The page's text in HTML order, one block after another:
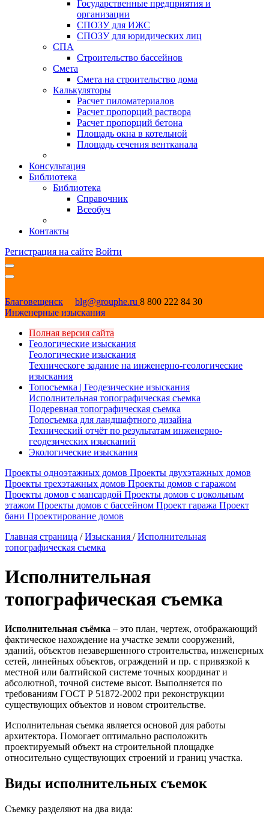
Государственные предприятия и
организации
СПОЗУ для ИЖС
СПОЗУ для юридических лиц
СПА
Строительство бассейнов
Смета
Смета на строительство дома
Калькуляторы
Расчет пиломатериалов
Расчет пропорций раствора
Расчет пропорций бетона
Площадь окна в котельной
Площадь сечения вентканала
Консультация
Библиотека
Библиотека
Справочник
Всеобуч
Контакты
Регистрация на сайте Войти
Благовещенск blg@grouphe.ru 8 800 222 84 30
Инженерные изыскания
Полная версия сайта
Геологические изыскания
Геологические изыскания
Техническоге задание на инженерно-геологические
изыскания
Топосъемка | Геодезические изыскания
Исполнительная топографическая съемка
Подеревная топографическая съемка
Топосъемка для ландшафтного дизайна
Технический отчёт по результатам инженерно-
геодезических изысканий
Экологические изыскания
Проекты одноэтажных домов Проекты двухэтажных домов
Проекты трехэтажных домов Проекты домов с гаражом
Проекты домов с мансардой Проекты домов с цокольным
этажом Проекты домов с бассейном Проект гаража Проект
бани Проектирование домов
Главная страница / Изыскания / Исполнительная
топографическая съемка
Исполнительная
топографическая съемка
Исполнительная съёмка – это план, чертеж, отображающий
фактическое нахождение на участке земли сооружений,
зданий, объектов незавершенного строительства, инженерных
сетей, линейных объектов, ограждений и пр. с привязкой к
местной или балтийской системе точных координат и
абсолютной, точной системе высот. Выполняется по
требованиям ГОСТ Р 51872-2002 при реконструкции
существующих объектов и новом строительстве.
Исполнительная съемка является основой для работы
архитектора. Помогает оптимально расположить
проектируемый объект на строительной площадке
относительно существующих строений и границ участка.
Виды исполнительных съемок
Съемку разделяют на два вида: